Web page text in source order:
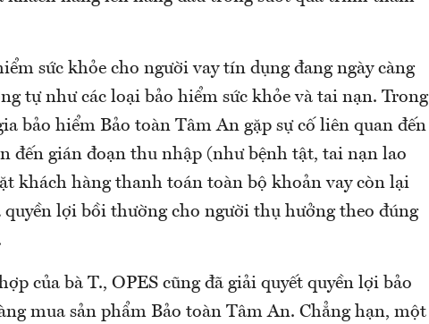
sức khỏe cho người vay tín dụng đang ngày càng
tự như các loại bảo hiểm sức khỏe và tai nạn. Trong
bảo hiểm Bảo toàn Tâm An gặp sự cố liên quan đến
đến gián đoạn thu nhập (như bệnh tật, tai nạn lao
khách hàng thanh toán toàn bộ khoản vay còn lại
lợi bồi thường cho người thụ hưởng theo đúng
của bà T., OPES cũng đã giải quyết quyền lợi bảo
mua sản phẩm Bảo toàn Tâm An. Chẳng hạn, một